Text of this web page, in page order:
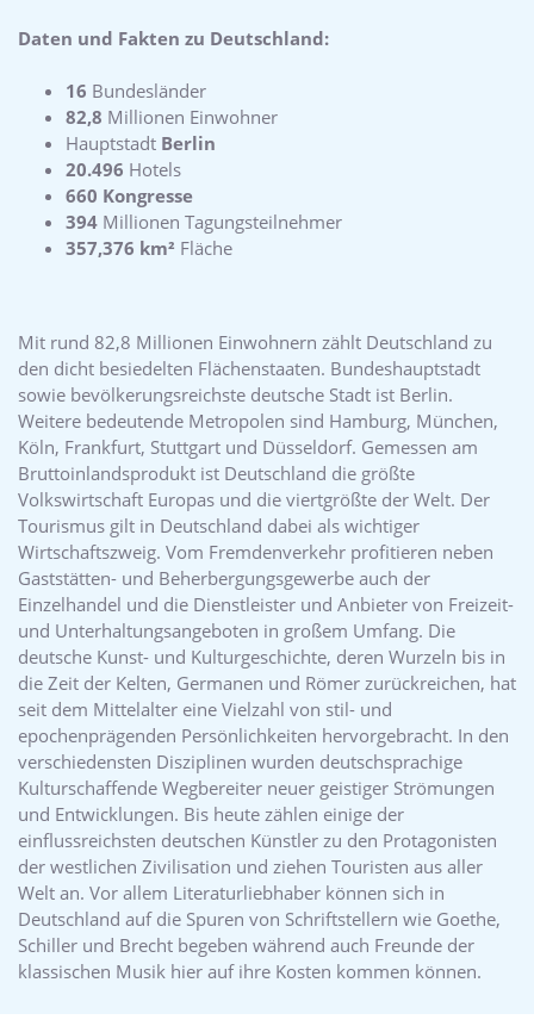
Daten und Fakten zu Deutschland:
16 Bundesländer
82,8 Millionen Einwohner
Hauptstadt Berlin
20.496 Hotels
660 Kongresse
394 Millionen Tagungsteilnehmer
357,376 km² Fläche
Mit rund 82,8 Millionen Einwohnern zählt Deutschland zu
den dicht besiedelten Flächenstaaten. Bundeshauptstadt
sowie bevölkerungsreichste deutsche Stadt ist Berlin.
Weitere bedeutende Metropolen sind Hamburg, München,
Köln, Frankfurt, Stuttgart und Düsseldorf. Gemessen am
Bruttoinlandsprodukt ist Deutschland die größte
Volkswirtschaft Europas und die viertgrößte der Welt. Der
Tourismus gilt in Deutschland dabei als wichtiger
Wirtschaftszweig. Vom Fremdenverkehr profitieren neben
Gaststätten- und Beherbergungsgewerbe auch der
Einzelhandel und die Dienstleister und Anbieter von Freizeit-
und Unterhaltungsangeboten in großem Umfang. Die
deutsche Kunst- und Kulturgeschichte, deren Wurzeln bis in
die Zeit der Kelten, Germanen und Römer zurückreichen, hat
seit dem Mittelalter eine Vielzahl von stil- und
epochenprägenden Persönlichkeiten hervorgebracht. In den
verschiedensten Disziplinen wurden deutschsprachige
Kulturschaffende Wegbereiter neuer geistiger Strömungen
und Entwicklungen. Bis heute zählen einige der
einflussreichsten deutschen Künstler zu den Protagonisten
der westlichen Zivilisation und ziehen Touristen aus aller
Welt an. Vor allem Literaturliebhaber können sich in
Deutschland auf die Spuren von Schriftstellern wie Goethe,
Schiller und Brecht begeben während auch Freunde der
klassischen Musik hier auf ihre Kosten kommen können.